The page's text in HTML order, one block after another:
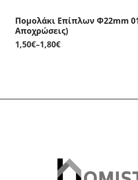
Πομολάκι Επίπλων Φ22mm
Αποχρώσεις)
1,50€–1,80€Price
1,80€